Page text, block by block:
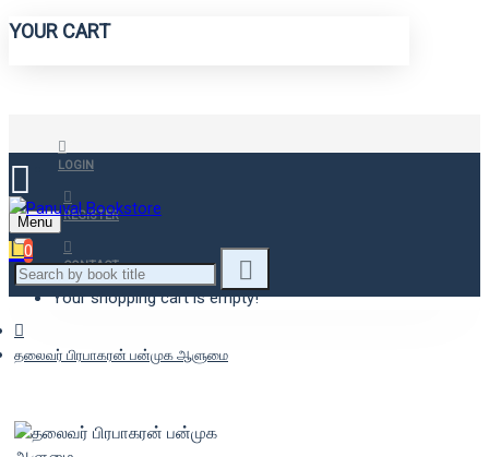
YOUR CART
LOGIN
REGISTER
CONTACT
Menu
0
Your shopping cart is empty!
தலைவர் பிரபாகரன் பன்முக ஆளுமை